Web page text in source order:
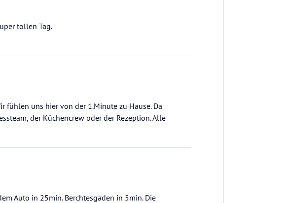
tollen Tag.
uns hier von der 1.Minute zu Hause. Da
der Küchencrew oder der Rezeption. Alle
Auto in 25min. Berchtesgaden in 5min. Die